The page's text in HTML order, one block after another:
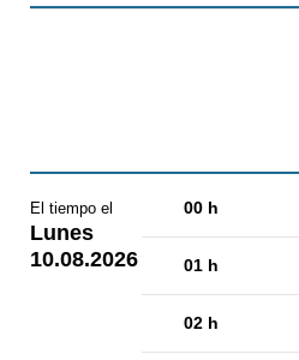
El tiempo el
Lunes
10.08.2026
00 h
01 h
02 h